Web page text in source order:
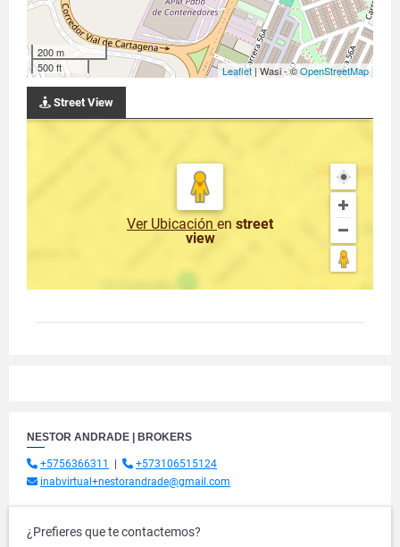
200 m
500 ft
Leaflet| Wasi - ©OpenStreetMap
Street View
Ver Ubicación en street
view
NESTOR ANDRADE | BROKERS
+5756366311
+573106515124
inabvirtual+nestorandrade@gmail.com
¿Prefieres que te contactemos?